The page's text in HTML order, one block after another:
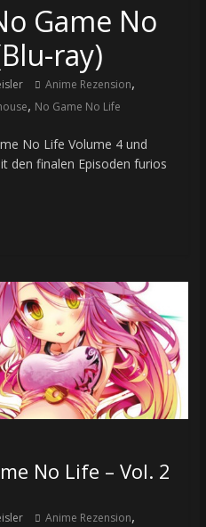
Game No
ray)
Anime Rezension,
, No Game No Life
No Life Volume 4 und
den finalen Episoden furios
No Life – Vol. 2
Anime Rezension,